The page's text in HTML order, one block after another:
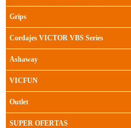
Grips
Cordajes VICTOR VBS Series
Ashaway
VICFUN
Outlet
SUPER OFERTAS